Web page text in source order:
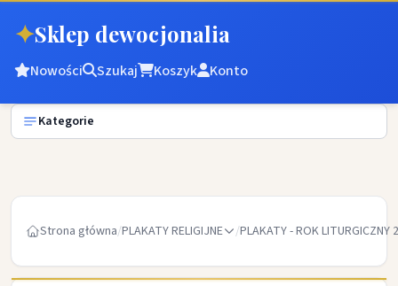
✦Sklep dewocjonalia
Nowości Szukaj Koszyk Konto
Kategorie
Strona główna/PLAKATY RELIGIJNE /PLAKATY - ROK LITURGICZNY